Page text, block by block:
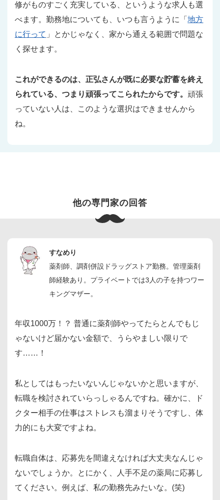
修がものすごく充実している、というような求人も選
べます。勤務地についても、いつも言うように「 地方
に行って 」とかじゃなく、家から通える範囲で問題な
く探せます。
これができるのは、正弘さんが既に必要な貯蓄を終え
られている、つまり頑張ってこられたからです。 頑張
っていない人は、このような選択はできませんから
ね。
すなめり
薬剤師、調剤併設ドラッグストア勤務。管理薬剤
師経験あり。プライベートでは3人の子を持つワー
キングマザー。
年収1000万！？ 普通に薬剤師やってたらとんでもじ
ゃないけど届かない金額で、うらやましい限りで
す……！
私としてはもったいないんじゃないかと思いますが、
転職を検討されていらっしゃるんですね。確かに、ド
クター相手の仕事はストレスも溜まりそうですし、体
力的にも大変ですよね。
転職自体は、応募先を間違えなければ大丈夫なんじゃ
ないでしょうか。とにかく、人手不足の薬局に応募し
てください。例えば、私の勤務先みたいな。(笑)